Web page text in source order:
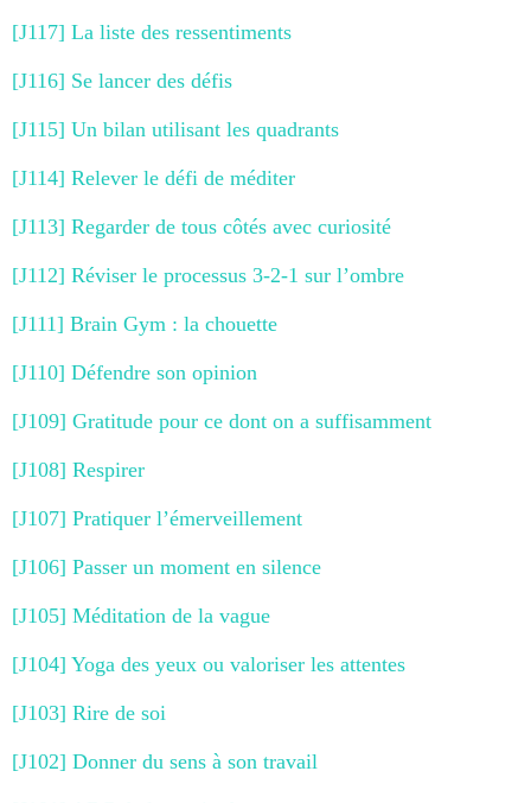
[J117] La liste des ressentiments
[J116] Se lancer des défis
[J115] Un bilan utilisant les quadrants
[J114] Relever le défi de méditer
[J113] Regarder de tous côtés avec curiosité
[J112] Réviser le processus 3-2-1 sur l’ombre
[J111] Brain Gym : la chouette
[J110] Défendre son opinion
[J109] Gratitude pour ce dont on a suffisamment
[J108] Respirer
[J107] Pratiquer l’émerveillement
[J106] Passer un moment en silence
[J105] Méditation de la vague
[J104] Yoga des yeux ou valoriser les attentes
[J103] Rire de soi
[J102] Donner du sens à son travail